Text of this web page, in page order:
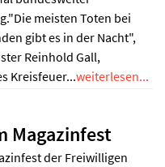
meisten Toten bei
gibt es in der Nacht",
Reinhold Gall,
Kreisfeuer...weiterlesen...
Magazinfest
der Freiwilligen